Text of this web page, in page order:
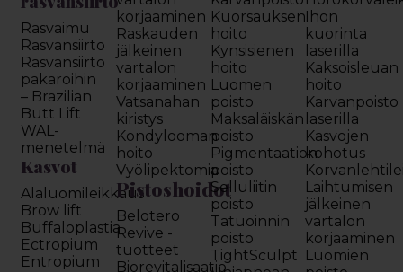
Rasvaimu
Rasvansiirto
Rasvansiirto
pakaroihin
– Brazilian
Butt Lift
WAL-
menetelmä
Kasvot
Alaluomileikkaus
Brow lift
Buffaloplastia
Ectropium
Entropium
korjaaminen
Raskauden
jälkeinen
vartalon
korjaaminen
Vatsanahan
kiristys
Kondylooman
hoito
Vyölipektomia
Pistoshoidot
Belotero
Revive -
tuotteet
Biorevitalisaatio
Kuorsauksen
hoito
Kynsisienen
hoito
Luomen
poisto
Maksaläiskän
poisto
Pigmentaation
poisto
Selluliitin
poisto
Tatuoinnin
poisto
TightSculpt
Ihon
kuorinta
laserilla
Kaksoisleuan
hoito
Karvanpoisto
laserilla
Kasvojen
kohotus
Laihtumisen
jälkeinen
vartalon
korjaaminen
Luomien